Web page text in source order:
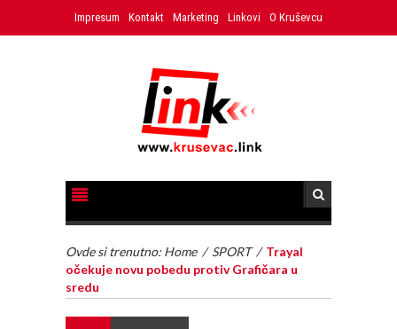
Impresum Kontakt Marketing Linkovi O Kruševcu
Ovde si trenutno: Home / SPORT / Trayal
očekuje novu pobedu protiv Grafičara u
sredu